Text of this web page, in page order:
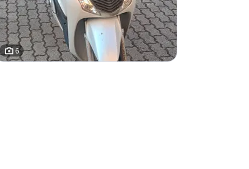
6